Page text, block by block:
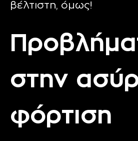
βέλτιστη, όμως!
στην
φόρτιση